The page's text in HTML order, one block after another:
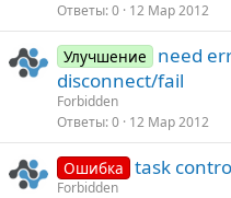
Ответы 0 12 Мар 2012
Улучшение
need
disconnect/fail
Forbidden
Ответы 0 12 Мар 2012
Ошибка task
Forbidden